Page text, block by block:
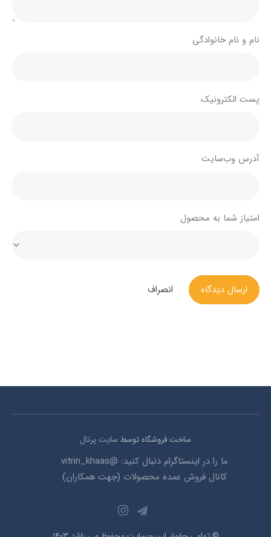
نام و نام خانوادگی
پست الکترونیک
آدرس وب‌سایت
امتیاز شما به محصول
ارسال دیدگاه انصراف
ساخت فروشگاه توسط سایت پرتال
ما را در اینستاگرام دنبال کنید: @vitrin_khaas
کانال فروش عمده محصولات (جهت همکاران)